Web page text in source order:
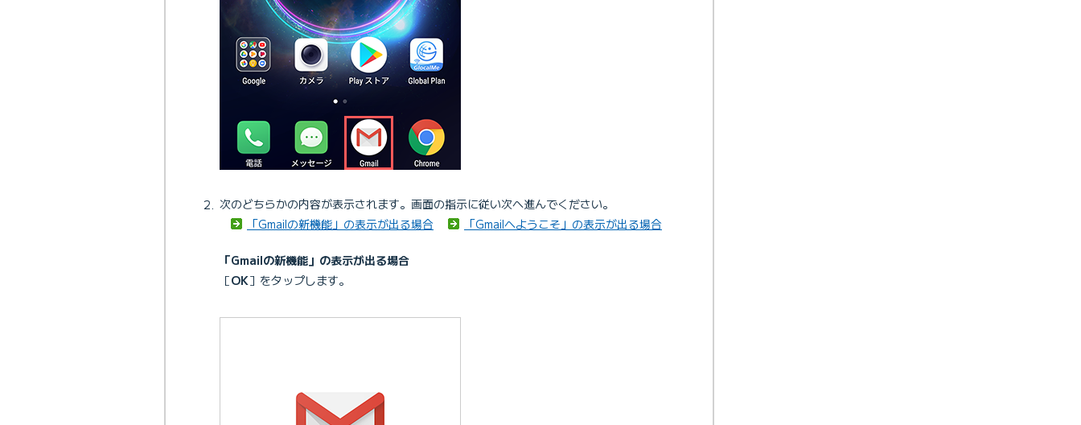
次のどちらかの内容が表示されます。画面の指示に従い次へ進んでください。
「Gmailの新機能」の表示が出る場合
「Gmailへようこそ」の表示が出る場合
「Gmailの新機能」の表示が出る場合
［OK］をタップします。